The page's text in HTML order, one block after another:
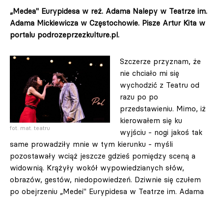
„Medea" Eurypidesa w reż. Adama Nalepy w Teatrze im.
Adama Mickiewicza w Częstochowie. Pisze Artur Kita w
portalu podrozeprzezkulture.pl.
fot. mat. teatru
Szczerze przyznam, że
nie chciało mi się
wychodzić z Teatru od
razu po po
przedstawieniu. Mimo, iż
kierowałem się ku
wyjściu - nogi jakoś tak
same prowadziły mnie w tym kierunku - myśli
pozostawały wciąż jeszcze gdzieś pomiędzy sceną a
widownią. Krążyły wokół wypowiedzianych słów,
obrazów, gestów, niedopowiedzeń. Dziwnie się czułem
po obejrzeniu „Medei" Eurypidesa w Teatrze im. Adama